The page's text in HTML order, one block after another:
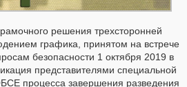
решения трехсторонней
графика, принятом на встрече
безопасности 1 октября 2019 в
представителями специальной
процесса завершения разведения